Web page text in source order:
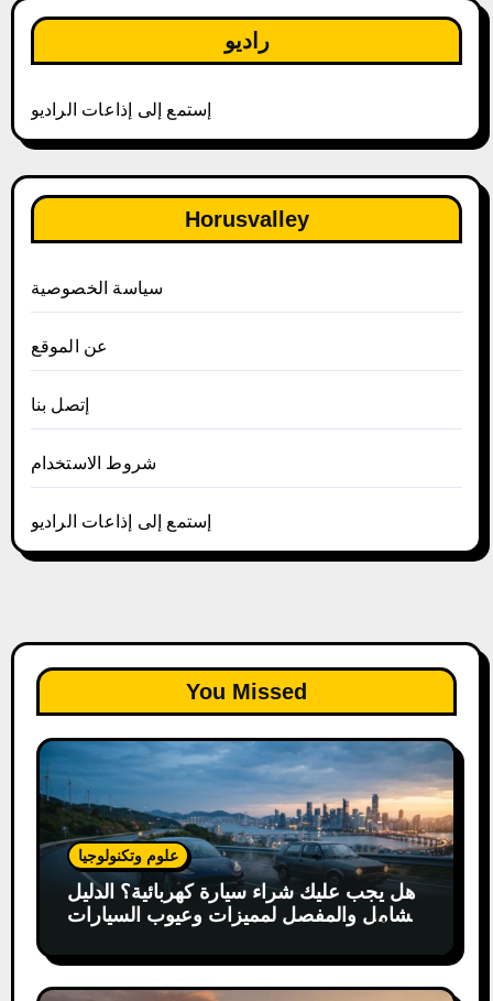
راديو
إستمع إلى إذاعات الراديو
Horusvalley
سياسة الخصوصية
عن الموقع
إتصل بنا
شروط الاستخدام
إستمع إلى إذاعات الراديو
You Missed
علوم وتكنولوجيا
هل يجب عليك شراء سيارة كهربائية؟ الدليل
الشامل والمفصل لمميزات وعيوب السيارات